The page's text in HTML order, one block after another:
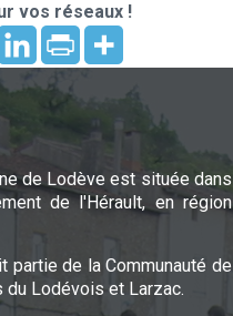
vos réseaux !
de Lodève est située dans
de l'Hérault, en région
partie de la Communauté de
du Lodévois et Larzac.